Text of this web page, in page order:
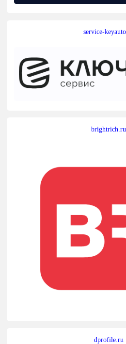
service-
brightrich.ru
dprofile.ru